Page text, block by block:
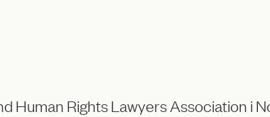
Human Rights Lawyers Association i